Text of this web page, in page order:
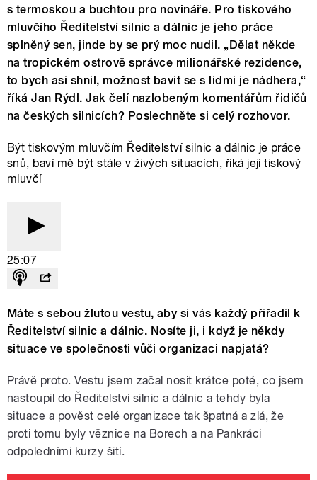
s termoskou a buchtou pro novináře. Pro tiskového
mluvčího Ředitelství silnic a dálnic je jeho práce
splněný sen, jinde by se prý moc nudil. „Dělat někde
na tropickém ostrově správce milionářské rezidence,
to bych asi shnil, možnost bavit se s lidmi je nádhera,“
říká Jan Rýdl. Jak čelí nazlobeným komentářům řidičů
na českých silnicích? Poslechněte si celý rozhovor.
Být tiskovým mluvčím Ředitelství silnic a dálnic je práce
snů, baví mě být stále v živých situacích, říká její tiskový
mluvčí
25:07
Máte s sebou žlutou vestu, aby si vás každý přiřadil k
Ředitelství silnic a dálnic. Nosíte ji, i když je někdy
situace ve společnosti vůči organizaci napjatá?
Právě proto. Vestu jsem začal nosit krátce poté, co jsem
nastoupil do Ředitelství silnic a dálnic a tehdy byla
situace a pověst celé organizace tak špatná a zlá, že
proti tomu byly věznice na Borech a na Pankráci
odpoledními kurzy šití.